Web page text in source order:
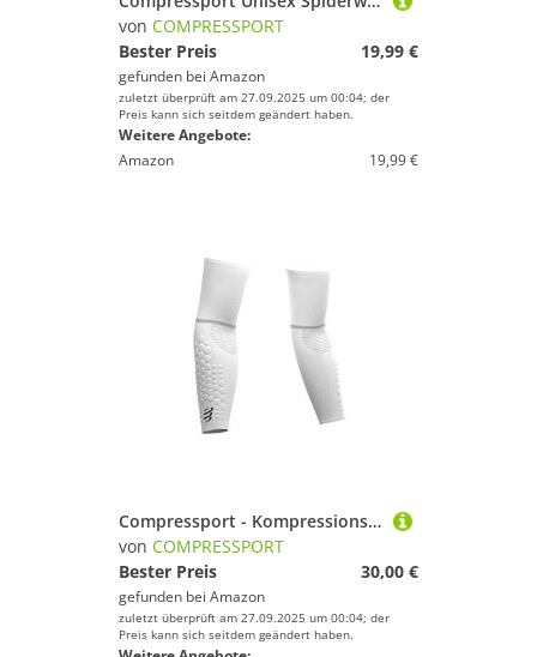
von COMPRESSPORT
Bester Preis
19,99 €
gefunden bei Amazon
zuletzt überprüft am 27.09.2025 um 00:04; der
Preis kann sich seitdem geändert haben.
Weitere Angebote:
Amazon
19,99 €
Compressport - Kompressionsärmel - ArmForce Ultralight - Muskulärschutz, Leistung und Erholung für Sportarten - Laufen, Radfahren, Trail und Triathlon, Weiß
von COMPRESSPORT
Bester Preis
30,00 €
gefunden bei Amazon
zuletzt überprüft am 27.09.2025 um 00:04; der
Preis kann sich seitdem geändert haben.